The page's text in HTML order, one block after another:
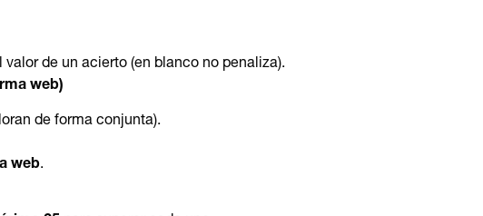
de un acierto (en blanco no penaliza).
web)
de forma conjunta).
web.